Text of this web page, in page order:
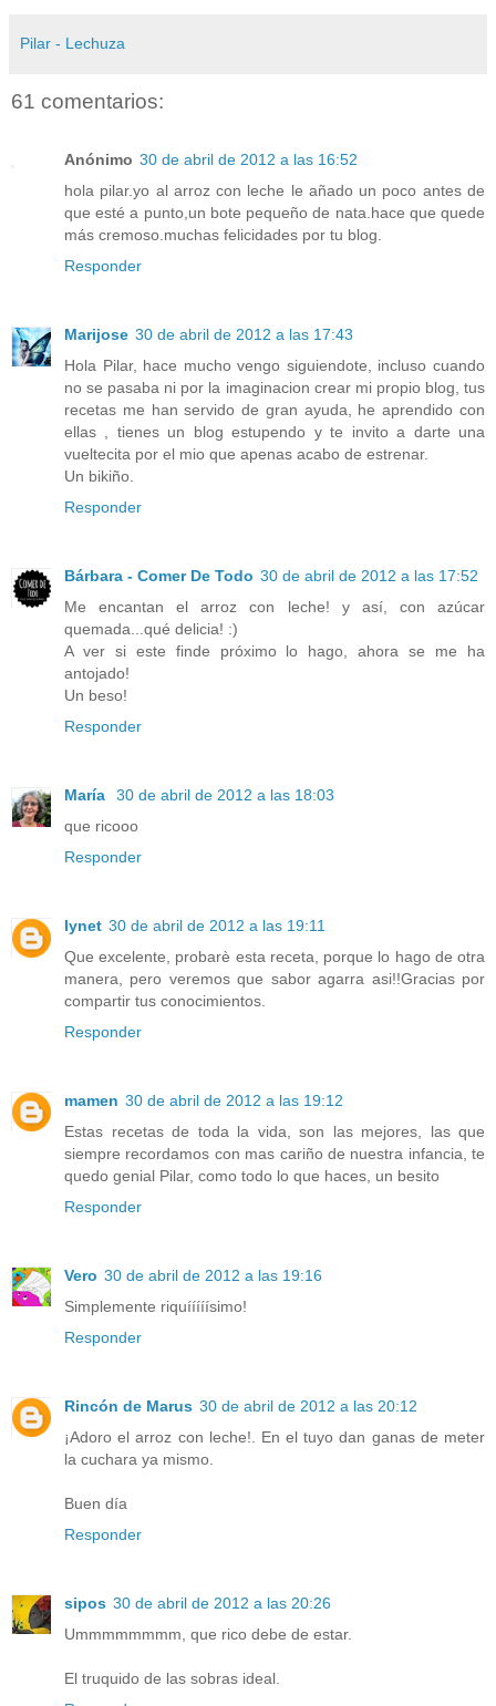
Pilar - Lechuza
61 comentarios:
Anónimo 30 de abril de 2012 a las 16:52
hola pilar.yo al arroz con leche le añado un poco antes de
que esté a punto,un bote pequeño de nata.hace que quede
más cremoso.muchas felicidades por tu blog.
Responder
Marijose 30 de abril de 2012 a las 17:43
Hola Pilar, hace mucho vengo siguiendote, incluso cuando
no se pasaba ni por la imaginacion crear mi propio blog, tus
recetas me han servido de gran ayuda, he aprendido con
ellas , tienes un blog estupendo y te invito a darte una
vueltecita por el mio que apenas acabo de estrenar.
Un bikiño.
Responder
Bárbara - Comer De Todo 30 de abril de 2012 a las 17:52
Me encantan el arroz con leche! y así, con azúcar
quemada...qué delicia! :)
A ver si este finde próximo lo hago, ahora se me ha
antojado!
Un beso!
Responder
María
30 de abril de 2012 a las 18:03
que ricooo
Responder
lynet 30 de abril de 2012 a las 19:11
Que excelente, probarè esta receta, porque lo hago de otra
manera, pero veremos que sabor agarra asi!!Gracias por
compartir tus conocimientos.
Responder
mamen 30 de abril de 2012 a las 19:12
Estas recetas de toda la vida, son las mejores, las que
siempre recordamos con mas cariño de nuestra infancia, te
quedo genial Pilar, como todo lo que haces, un besito
Responder
Vero 30 de abril de 2012 a las 19:16
Simplemente riquííííísimo!
Responder
Rincón de Marus 30 de abril de 2012 a las 20:12
¡Adoro el arroz con leche!. En el tuyo dan ganas de meter
la cuchara ya mismo.
Buen día
Responder
sipos 30 de abril de 2012 a las 20:26
Ummmmmmmm, que rico debe de estar.
El truquido de las sobras ideal.